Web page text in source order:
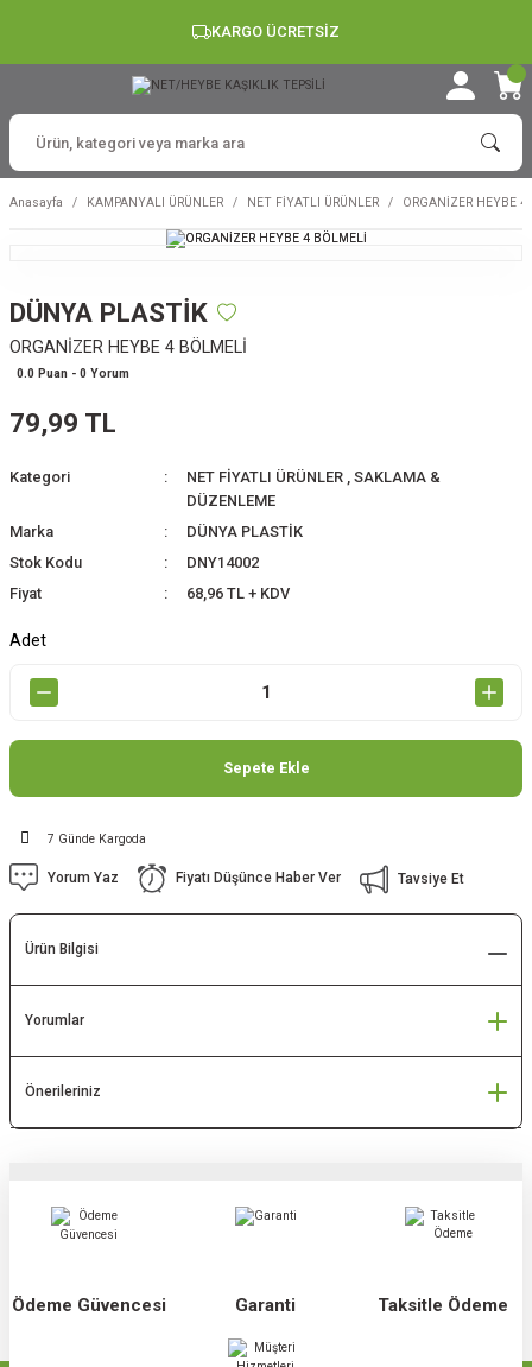
KARGO ÜCRETSİZ
Anasayfa KAMPANYALI ÜRÜNLER NET FİYATLI ÜRÜNLER ORGANİZER HEYBE 4
DÜNYA PLASTİK
ORGANİZER HEYBE 4 BÖLMELİ
0.0 Puan - 0 Yorum
79,99 TL
Kategori NET FİYATLI ÜRÜNLER , SAKLAMA &
DÜZENLEME
Marka
DÜNYA PLASTİK
Stok Kodu
DNY14002
Fiyat
68,96 TL + KDV
Adet
Sepete Ekle
7 Günde Kargoda
Yorum Yaz Fiyatı Düşünce Haber Ver Tavsiye Et
Ürün Bilgisi
Yorumlar
Önerileriniz
Ödeme Güvencesi Garanti Taksitle Ödeme